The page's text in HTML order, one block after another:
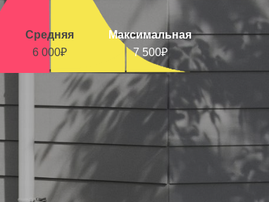
Средняя
6 000₽
Максимальная
7 500₽